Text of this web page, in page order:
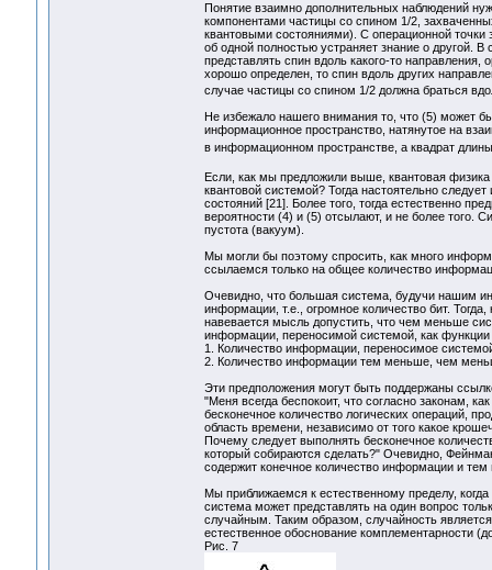
Понятие взаимно дополнительных наблюдений
компонентами частицы со спином 1/2,
квантовыми состояниями). С операционной
об одной полностью устраняет знание о другой.
представлять спин вдоль какого-то направления,
хорошо определен, то спин вдоль других
случае частицы со спином 1/2 должна браться
Не избежало нашего внимания то, что (5) может
информационное пространство, натянутое на
в информационном пространстве, а квадрат
Если, как мы предложили выше, квантовая
квантовой системой? Тогда настоятельно
состояний [21]. Более того, тогда естественно
вероятности (4) и (5) отсылают, и не более того.
пустота (вакуум).
Мы могли бы поэтому спросить, как много
ссылаемся только на общее количество
Очевидно, что большая система, будучи нашим
информации, т.е., огромное количество бит.
навевается мысль допустить, что чем меньше
информации, переносимой системой, как
1. Количество информации, переносимое
2. Количество информации тем меньше, чем
Эти предположения могут быть поддержаны
"Меня всегда беспокоит, что согласно законам,
бесконечное количество логических операций,
область времени, независимо от того какое
Почему следует выполнять бесконечное
который собираются сделать?" Очевидно,
содержит конечное количество информации и
Мы приближаемся к естественному пределу,
система может представлять на один вопрос
случайным. Таким образом, случайность
естественное обоснование комплементарности
Рис. 7